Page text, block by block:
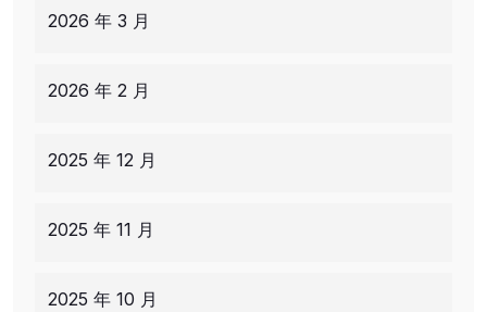
2026 年 3 月
2026 年 2 月
2025 年 12 月
2025 年 11 月
2025 年 10 月